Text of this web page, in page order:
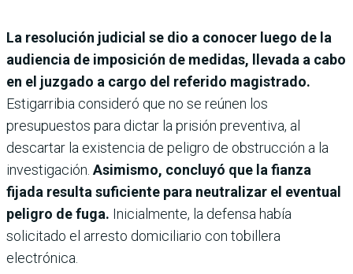
La resolución judicial se dio a conocer luego de la
audiencia de imposición de medidas, llevada a cabo
en el juzgado a cargo del referido magistrado.
Estigarribia consideró que no se reúnen los
presupuestos para dictar la prisión preventiva, al
descartar la existencia de peligro de obstrucción a la
investigación. Asimismo, concluyó que la fianza
fijada resulta suficiente para neutralizar el eventual
peligro de fuga. Inicialmente, la defensa había
solicitado el arresto domiciliario con tobillera
electrónica.